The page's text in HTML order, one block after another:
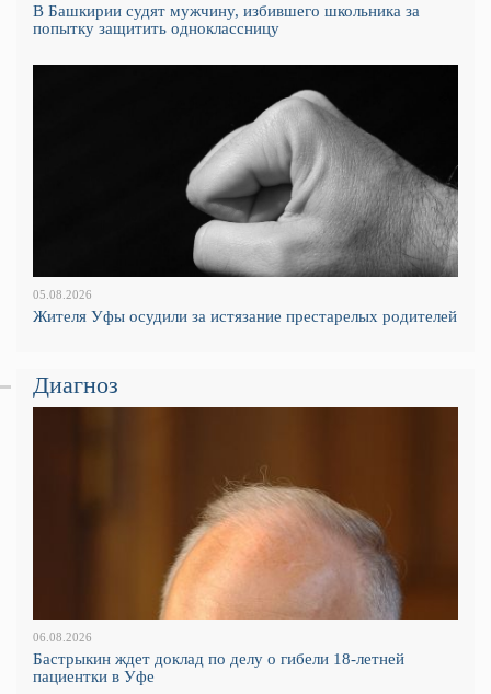
В Башкирии судят мужчину, избившего школьника за
попытку защитить одноклассницу
05.08.2026
Жителя Уфы осудили за истязание престарелых родителей
Диагноз
06.08.2026
Бастрыкин ждет доклад по делу о гибели 18-летней
пациентки в Уфе